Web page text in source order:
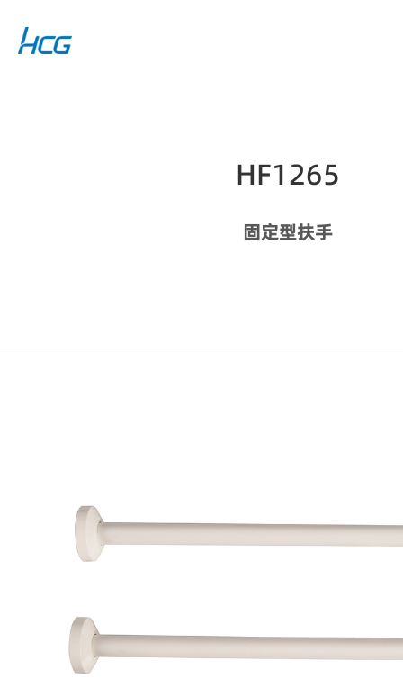
HF1265
固定型扶手